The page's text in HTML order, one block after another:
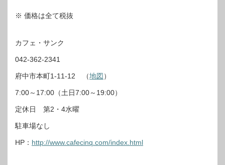
※ 価格は全て税抜
カフェ・サンク
042-362-2341
府中市本町1-11-12 （地図 ）
7:00～17:00（土日7:00～19:00）
定休日 第2・4水曜
駐車場なし
HP： http://www.cafecinq.com/index.html